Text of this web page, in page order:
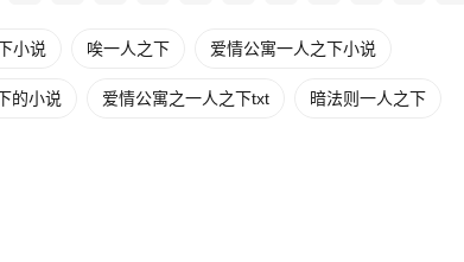
小说 唉一人之下 爱情公寓一人之下小说
的小说 爱情公寓之一人之下txt 暗法则一人之下